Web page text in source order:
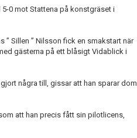
0 mot Stattena på konstgräset i
” Sillen ” Nilsson fick en smakstart när
gästerna på ett blåsigt Vidablick i
några till, gissar att han sparar dom
att han precis fått sin pilotlicens,